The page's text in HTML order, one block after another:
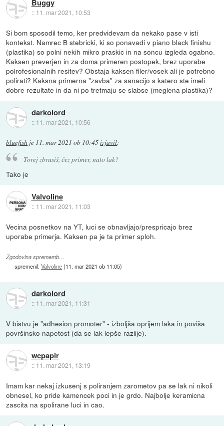
Buggy
:: 11. mar 2021, 10:53
Si bom sposodil temo, ker predvidevam da nekako pase v isti
kontekst. Namrec B stebricki, ki so ponavadi v piano black finishu
(plastika) so polni nekih mikro praskic in na soncu izgleda ogabno.
Kaksen preverjen in za doma primeren postopek, brez uporabe
polrofesionalnih resitev? Obstaja kaksen filer/vosek ali je potrebno
polirati? Kaksna primerna "zavba" za sanacijo s katero ste imeli
dobre rezultate in da ni po tretmaju se slabse (meglena plastika)?
darkolord
:: 11. mar 2021, 10:56
bluefish je 11. mar 2021 ob 10:45izjavil:
Torej zbrusiš, čez primer, nato lak?
Tako je
Valvoline
:: 11. mar 2021, 11:03
Vecina posnetkov na YT, luci se obnavljajo/prespricajo brez
uporabe primerja. Kaksen pa je ta primer sploh.
Zgodovina sprememb…
spremenil:Valvoline(11. mar 2021 ob 11:05)
darkolord
:: 11. mar 2021, 11:31
V bistvu je "adhesion promoter" - izboljša oprijem laka in poviša
površinsko napetost (da se lak lepše razlije).
wcpapir
:: 11. mar 2021, 13:19
Imam kar nekaj izkusenj s poliranjem zarometov pa se lak ni nikoli
obnesel, ko pride kamencek poci in je grdo. Najbolje keramicna
zascita na spolirane luci in cao.